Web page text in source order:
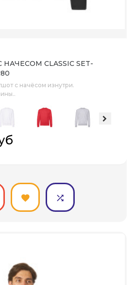
CLASSIC SET-
с начёсом изнутри.